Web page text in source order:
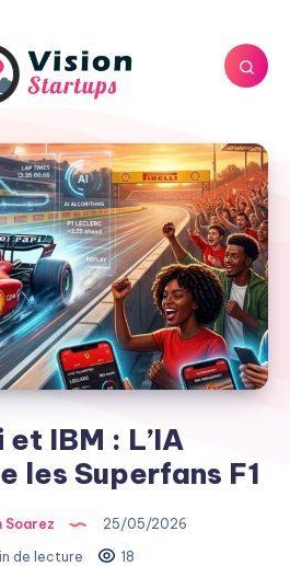
IBM : L’IA
les Superfans F1
Soarez
25/05/2026
de lecture
18